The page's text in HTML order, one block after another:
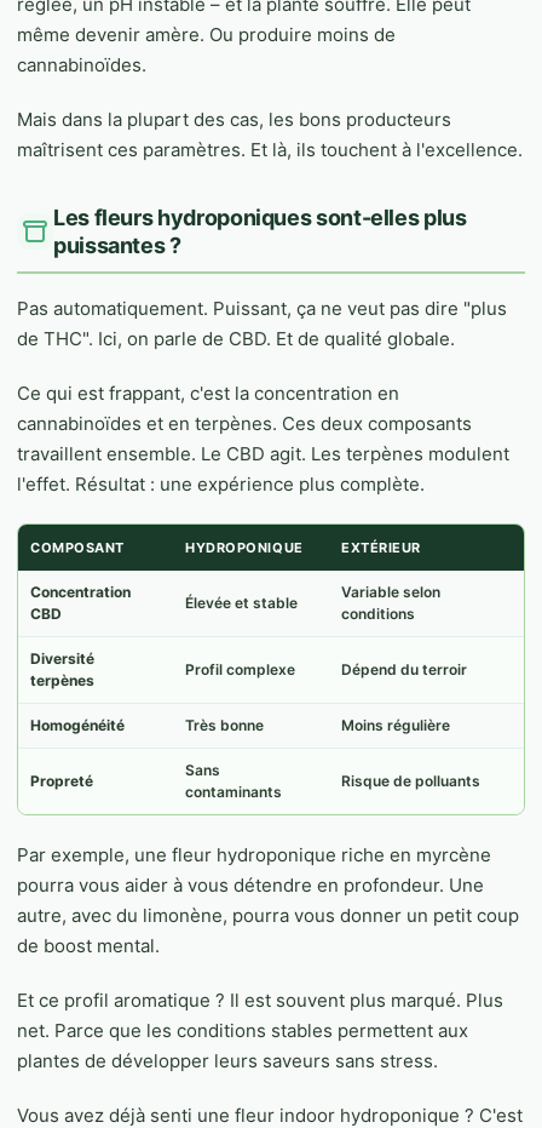
même devenir amère. Ou produire moins de
cannabinoïdes.
Mais dans la plupart des cas, les bons producteurs
maîtrisent ces paramètres. Et là, ils touchent à l'excellence.
Les fleurs hydroponiques sont-elles plus
puissantes ?
Pas automatiquement. Puissant, ça ne veut pas dire "plus
de THC". Ici, on parle de CBD. Et de qualité globale.
Ce qui est frappant, c'est la concentration en
cannabinoïdes et en terpènes. Ces deux composants
travaillent ensemble. Le CBD agit. Les terpènes modulent
l'effet. Résultat : une expérience plus complète.
COMPOSANT HYDROPONIQUE EXTÉRIEUR
Concentration
CBD
Élevée et stable
Variable selon
conditions
Diversité
terpènes
Profil complexe Dépend du terroir
Homogénéité Très bonne Moins régulière
Propreté
Sans
contaminants
Risque de polluants
Par exemple, une fleur hydroponique riche en myrcène
pourra vous aider à vous détendre en profondeur. Une
autre, avec du limonène, pourra vous donner un petit coup
de boost mental.
Et ce profil aromatique ? Il est souvent plus marqué. Plus
net. Parce que les conditions stables permettent aux
plantes de développer leurs saveurs sans stress.
Vous avez déjà senti une fleur indoor hydroponique ? C'est